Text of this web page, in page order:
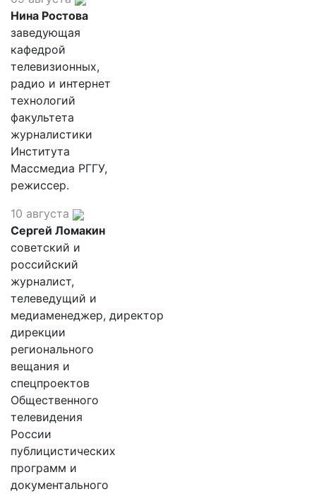
Нина Ростова
заведующая
кафедрой
телевизионных,
радио и интернет
технологий
факультета
журналистики
Института
Массмедиа РГГУ,
режиссер.
10 августа
Сергей Ломакин
советский и
российский
журналист,
телеведущий и
медиаменеджер, директор
дирекции
регионального
вещания и
спецпроектов
Общественного
телевидения
России
публицистических
программ и
документального